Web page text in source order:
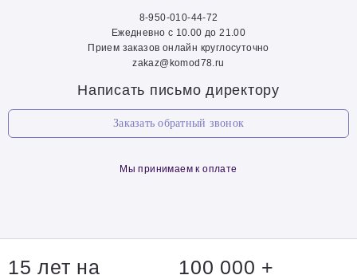
8-950-010-44-72
Ежедневно с 10.00 до 21.00
Прием заказов онлайн круглосуточно
zakaz@komod78.ru
Написать письмо директору
Заказать обратный звонок
Мы принимаем к оплате
15 лет на
100 000 +